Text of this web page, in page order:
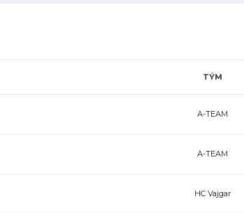
TÝM
A-TEAM
A-TEAM
HC Vajgar